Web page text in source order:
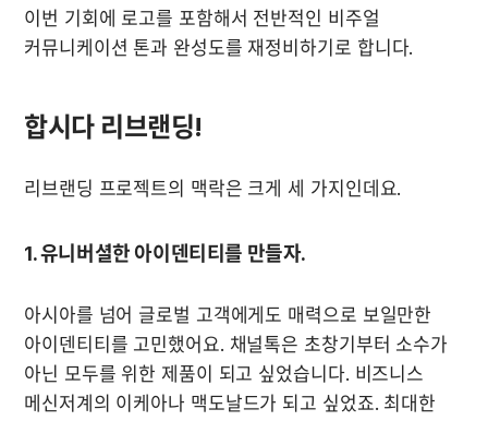
이번 기회에 로고를 포함해서 전반적인 비주얼
커뮤니케이션 톤과 완성도를 재정비하기로 합니다.
합시다 리브랜딩!
리브랜딩 프로젝트의 맥락은 크게 세 가지인데요.
1. 유니버셜한 아이덴티티를 만들자.
아시아를 넘어 글로벌 고객에게도 매력으로 보일만한
아이덴티티를 고민했어요. 채널톡은 초창기부터 소수가
아닌 모두를 위한 제품이 되고 싶었습니다. 비즈니스
메신저계의 이케아나 맥도날드가 되고 싶었죠. 최대한